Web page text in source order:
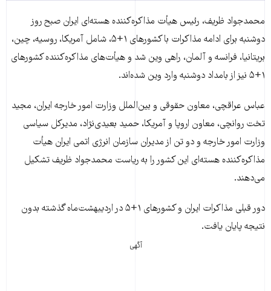
محمدجواد ظريف، رئيس هیأت مذاکره‌کننده هسته‌ای ايران صبح روز
دوشنبه برای ادامه مذاکرات با کشورهای ۱+۵، شامل آمریکا، روسیه، چین،
بریتانیا، فرانسه و آلمان، راهی وين شد و هیأت‌های مذاکره‌کننده کشورهای
۱+۵ نيز از بامداد دوشنبه وارد وين شده‌اند.
عباس عراقچی، معاون حقوقی و بين‌الملل وزارت امور خارجه ایران، مجيد
تخت روانچی، معاون اروپا و آمريکا، حميد بعيدی‌نژاد، مديرکل سياسی
وزارت امور خارجه و دو تن از مديران سازمان انرژی اتمی ایران هیأت
مذاکره‌کننده هسته‌ای این کشور را به رياست محمدجواد ظريف تشکيل
می‌دهند.
دور قبلی مذاکرات ايران و کشورهای ۱+۵ در ارديبهشت‌ماه گذشته بدون
نتيجه پايان يافت.
آگهی